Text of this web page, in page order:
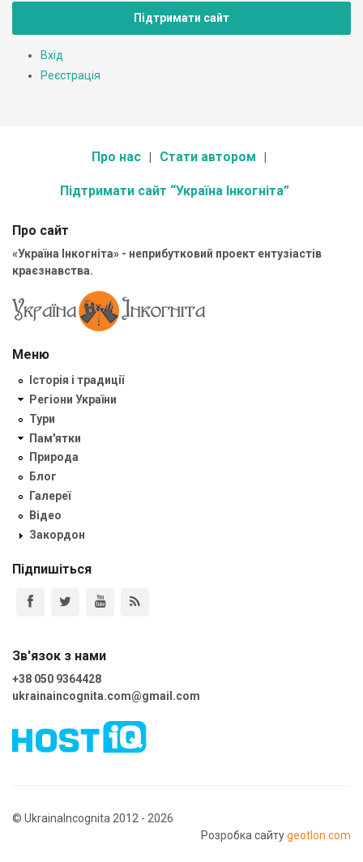
Підтримати сайт
Вхід
Реєстрація
Про нас Стати автором
Підтримати сайт “Україна Інкогніта”
Про сайт
«Україна Інкогніта» - неприбутковий проект ентузіастів
краєзнавства.
Меню
Історія і традиції
Регіони України
Тури
Пам'ятки
Природа
Блог
Галереї
Відео
Закордон
Підпишіться
Зв'язок з нами
+38 050 9364428
ukrainaincognita.com@gmail.com
© UkrainaIncognita 2012 - 2026
Розробка сайтуgeotlon.com